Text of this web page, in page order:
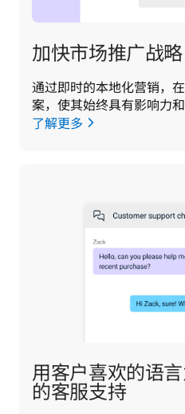
加快市场推广战略
通过即时的本地化营销，
案，使其始终具有影响力和
了解更多
用客户喜欢的语
的客服支持